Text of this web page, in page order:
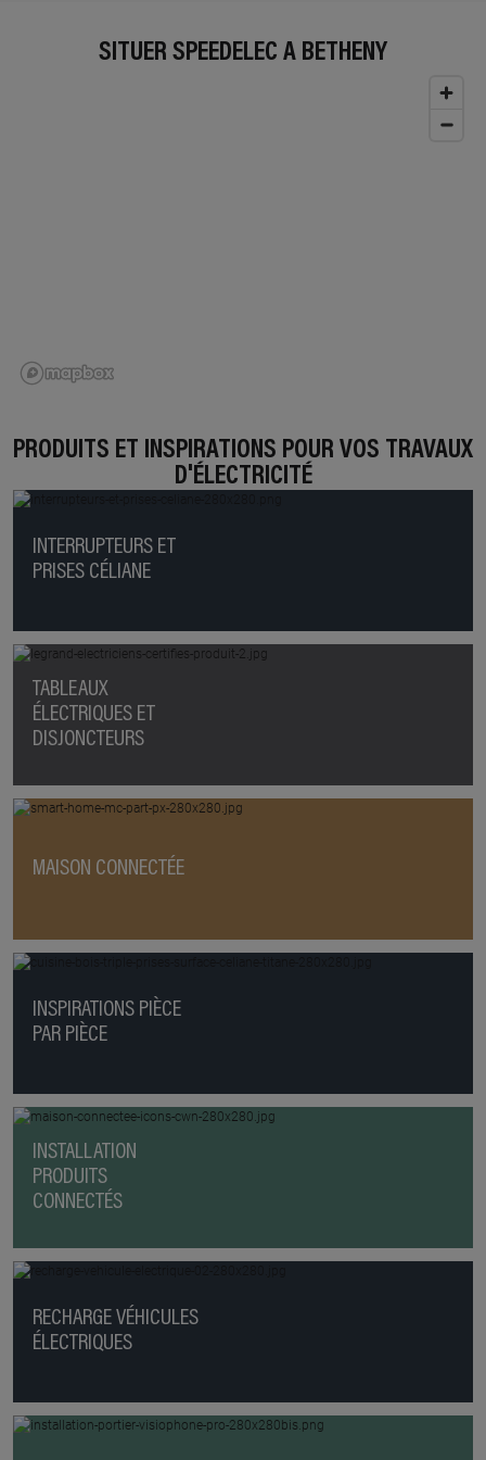
SITUER SPEEDELEC À BETHENY
PRODUITS ET INSPIRATIONS POUR VOS TRAVAUX
D'ÉLECTRICITÉ
INTERRUPTEURS ET
PRISES CÉLIANE
TABLEAUX
ÉLECTRIQUES ET
DISJONCTEURS
MAISON CONNECTÉE
INSPIRATIONS PIÈCE
PAR PIÈCE
INSTALLATION
PRODUITS
CONNECTÉS
RECHARGE VÉHICULES
ÉLECTRIQUES